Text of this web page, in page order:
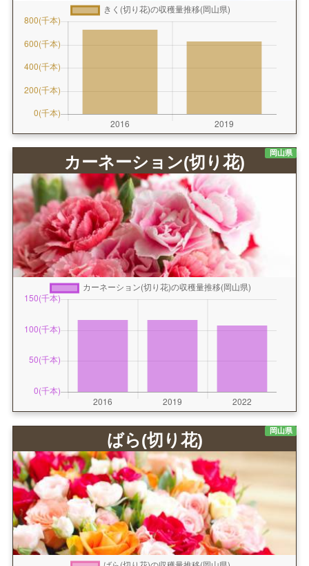
岡山県
カーネーション(切り花)
岡山県
ばら(切り花)